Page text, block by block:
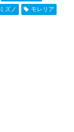
ミズノ
モレリア